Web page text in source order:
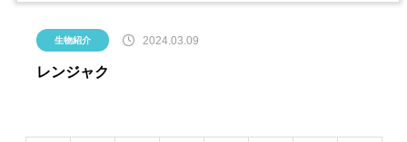
生物紹介 2024.03.09
レンジャク